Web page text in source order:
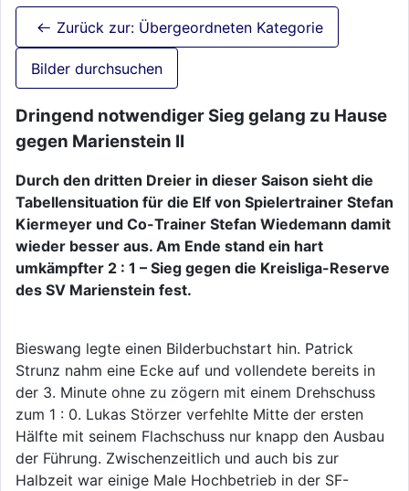
Zurück zur: Übergeordneten Kategorie
Bilder durchsuchen
Dringend notwendiger Sieg gelang zu Hause
gegen Marienstein II
Durch den dritten Dreier in dieser Saison sieht die
Tabellensituation für die Elf von Spielertrainer Stefan
Kiermeyer und Co-Trainer Stefan Wiedemann damit
wieder besser aus. Am Ende stand ein hart
umkämpfter 2 : 1 – Sieg gegen die Kreisliga-Reserve
des SV Marienstein fest.
Bieswang legte einen Bilderbuchstart hin. Patrick
Strunz nahm eine Ecke auf und vollendete bereits in
der 3. Minute ohne zu zögern mit einem Drehschuss
zum 1 : 0. Lukas Störzer verfehlte Mitte der ersten
Hälfte mit seinem Flachschuss nur knapp den Ausbau
der Führung. Zwischenzeitlich und auch bis zur
Halbzeit war einige Male Hochbetrieb in der SF-